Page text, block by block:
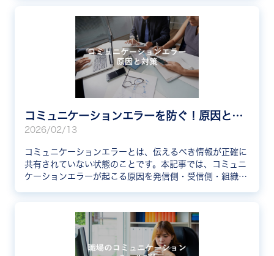
コミュニケーションエラーを防ぐ！原因と対策をわかりやすく解説
2026/02/13
コミュニケーションエラーとは、伝えるべき情報が正確に
共有されていない状態のことです。本記事では、コミュニ
ケーションエラーが起こる原因を発信側・受信側・組織の